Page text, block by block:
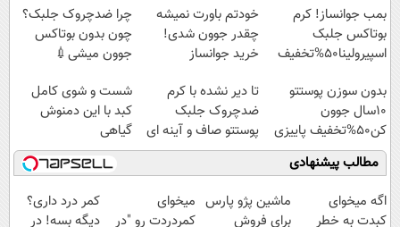
بمب جوانساز! کرم
بوتاکس جلبک
اسپیرولینا50%تخفیف
خودتم باورت نمیشه
چقدر جوون شدی!
خرید جوانساز
ویژه
چرا ضدچروک جلبک؟
چون بدون بوتاکس
جوون میشی💉
بدون سوزن پوستتو
10سال جوون
کن50%تخفیف پاییزی
تا دیر نشده با کرم
ضدچروک جلبک
پوستتو صاف و آینه ای
کن!
شست و شوی کامل
کبد با این دمنوش
گیاهی
مطالب پیشنهادی
اگه میخوای
کبدت به خطر
ماشین پژو پارس
برای فروش
میخوای
کمردردت رو "در
کمر درد داری؟
دیگه بسه! در